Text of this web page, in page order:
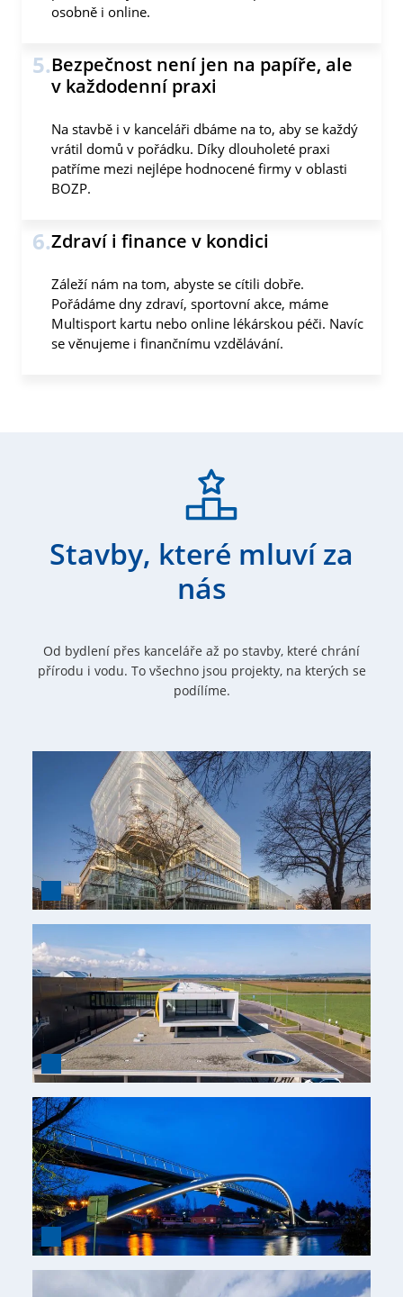
osobně i online.
5.Bezpečnost není jen na papíře, ale
v každodenní praxi
Na stavbě i v kanceláři dbáme na to, aby se každý
vrátil domů v pořádku. Díky dlouholeté praxi
patříme mezi nejlépe hodnocené firmy v oblasti
BOZP.
6.Zdraví i finance v kondici
Záleží nám na tom, abyste se cítili dobře.
Pořádáme dny zdraví, sportovní akce, máme
Multisport kartu nebo online lékárskou péči. Navíc
se věnujeme i finančnímu vzdělávání.
Stavby, které mluví za
nás
Od bydlení přes kanceláře až po stavby, které chrání
přírodu i vodu. To všechno jsou projekty, na kterých se
podílíme.